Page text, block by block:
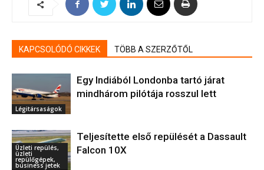
KAPCSOLÓDÓ CIKKEK TÖBB A SZERZŐTŐL
Légitársaságok
Egy Indiából Londonba tartó járat
mindhárom pilótája rosszul lett
Üzleti repülés,
üzleti
repülőgépek,
business jetek
Teljesítette első repülését a Dassault
Falcon 10X